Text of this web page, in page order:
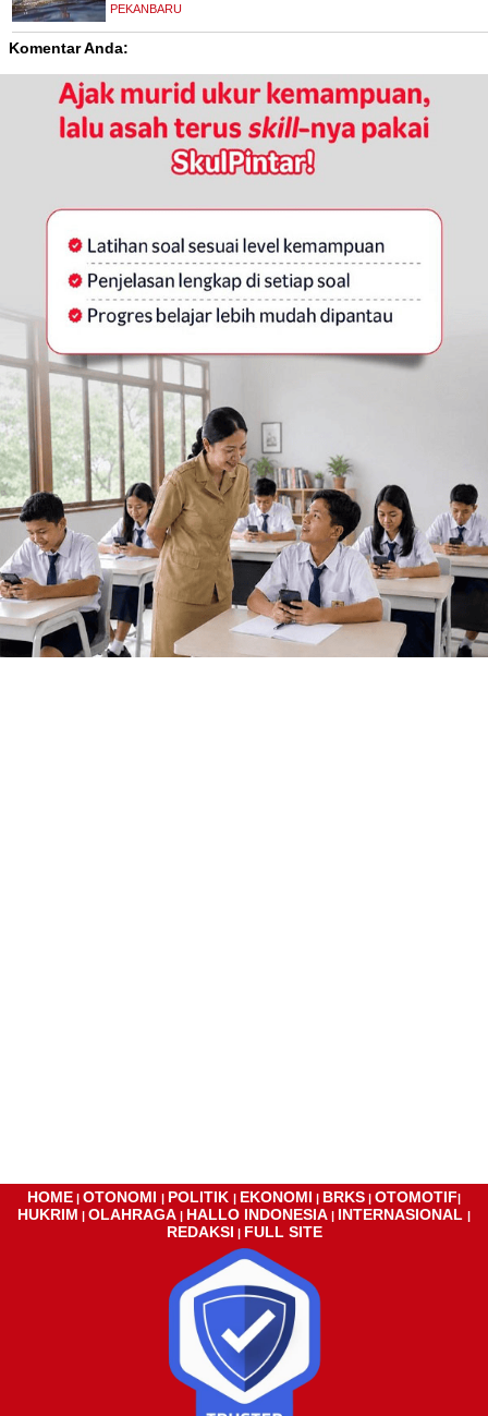
PEKANBARU
Komentar Anda:
HOME OTONOMI POLITIK EKONOMI BRKS OTOMOTIF
HUKRIM OLAHRAGA HALLO INDONESIA INTERNASIONAL
REDAKSI FULL SITE